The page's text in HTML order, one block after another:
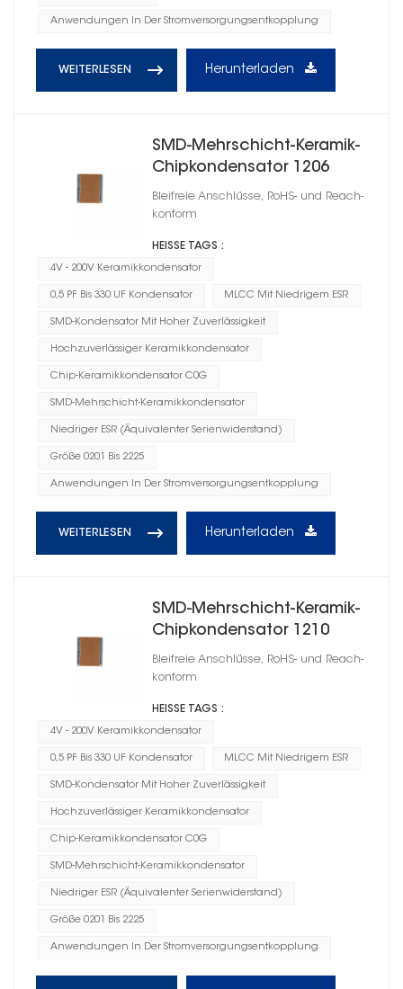
Anwendungen In Der Stromversorgungsentkopplung
WEITERLESEN Herunterladen
SMD-Mehrschicht-Keramik-
Chipkondensator 1206
Bleifreie Anschlüsse, RoHS- und Reach-
konform
HEISSE TAGS :
4V - 200V Keramikkondensator
0,5 PF Bis 330 UF Kondensator MLCC Mit Niedrigem ESR
SMD-Kondensator Mit Hoher Zuverlässigkeit
Hochzuverlässiger Keramikkondensator
Chip-Keramikkondensator C0G
SMD-Mehrschicht-Keramikkondensator
Niedriger ESR (Äquivalenter Serienwiderstand)
Größe 0201 Bis 2225
Anwendungen In Der Stromversorgungsentkopplung
WEITERLESEN Herunterladen
SMD-Mehrschicht-Keramik-
Chipkondensator 1210
Bleifreie Anschlüsse, RoHS- und Reach-
konform
HEISSE TAGS :
4V - 200V Keramikkondensator
0,5 PF Bis 330 UF Kondensator MLCC Mit Niedrigem ESR
SMD-Kondensator Mit Hoher Zuverlässigkeit
Hochzuverlässiger Keramikkondensator
Chip-Keramikkondensator C0G
SMD-Mehrschicht-Keramikkondensator
Niedriger ESR (Äquivalenter Serienwiderstand)
Größe 0201 Bis 2225
Anwendungen In Der Stromversorgungsentkopplung